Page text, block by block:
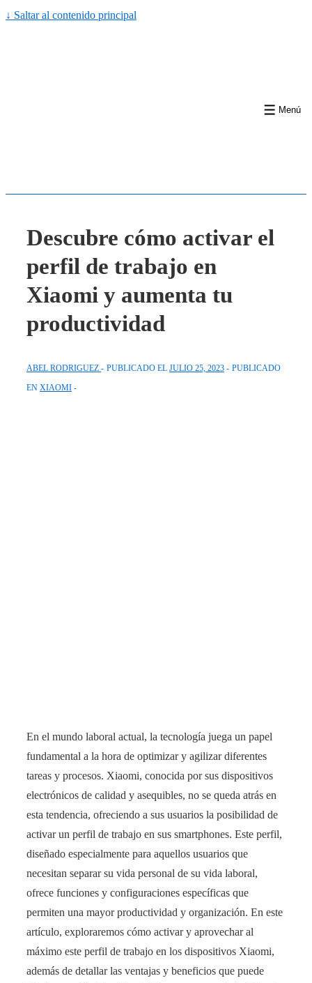
↓ Saltar al contenido principal
Menú
Descubre cómo activar el
perfil de trabajo en
Xiaomi y aumenta tu
productividad
ABEL RODRIGUEZ PUBLICADO EL JULIO 25, 2023
PUBLICADO
EN XIAOMI
En el mundo laboral actual, la tecnología juega un papel
fundamental a la hora de optimizar y agilizar diferentes
tareas y procesos. Xiaomi, conocida por sus dispositivos
electrónicos de calidad y asequibles, no se queda atrás en
esta tendencia, ofreciendo a sus usuarios la posibilidad de
activar un perfil de trabajo en sus smartphones. Este perfil,
diseñado especialmente para aquellos usuarios que
necesitan separar su vida personal de su vida laboral,
ofrece funciones y configuraciones específicas que
permiten una mayor productividad y organización. En este
artículo, exploraremos cómo activar y aprovechar al
máximo este perfil de trabajo en los dispositivos Xiaomi,
además de detallar las ventajas y beneficios que puede